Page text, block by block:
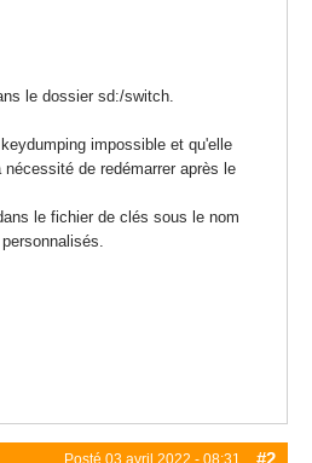
le dossier sd:/switch.
impossible et qu'elle
de redémarrer après le
le fichier de clés sous le nom
Posté 03 avril 2022 - 08:31 #2